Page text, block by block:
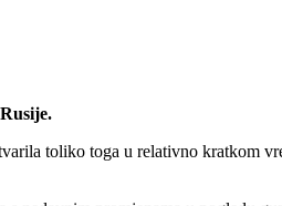
toliko toga u relativno kratkom